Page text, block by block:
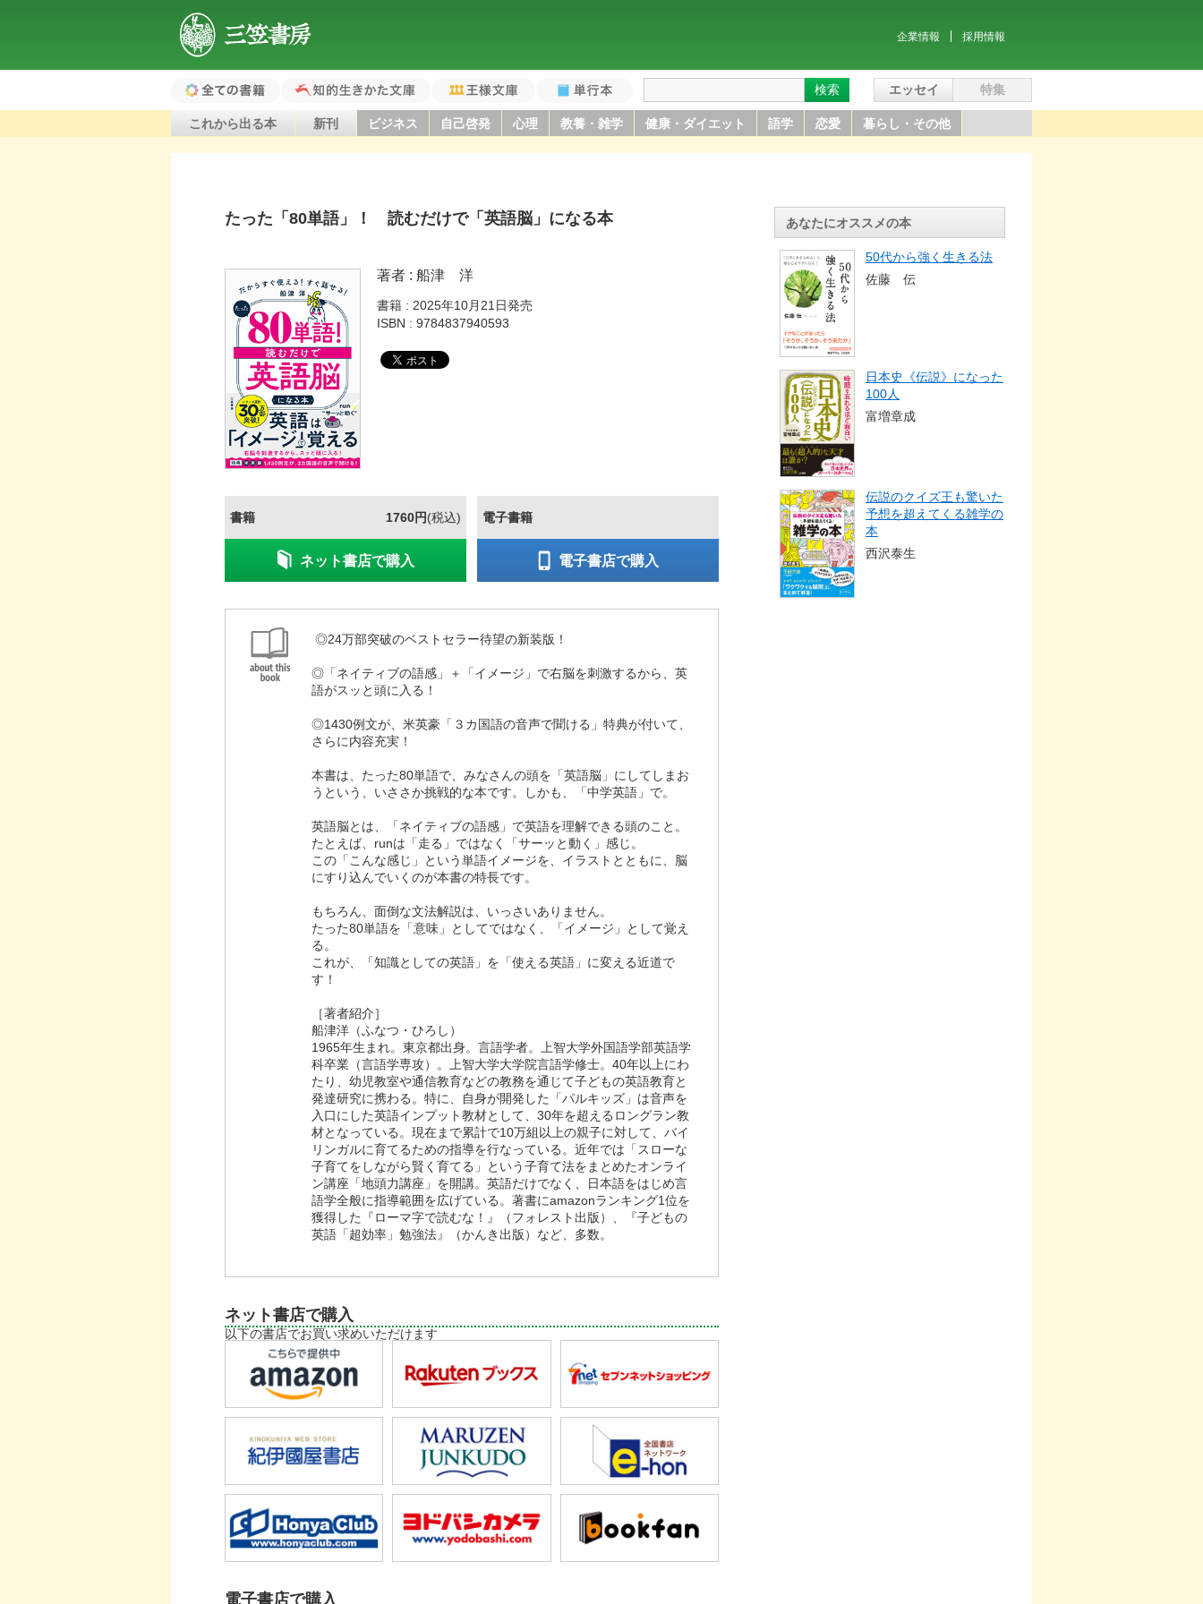
企業情報 採用情報
全ての書籍（ホ
ーム）
知的生きかた文庫 王様文庫 単行本
これから出る本 新刊 ビジネス 自己啓発 心理 教養・雑学 健康・ダイエット 語学 恋愛 暮らし・その他
エッセイ 特集
検索
たった「80単語」！ 読むだけで「英語脳」になる本
著者 船津 洋
書籍
2025年10月21日発売
ISBN
9784837940593
書籍 1760円(税込)
ネット書店で購入
電子書籍
電子書店で購入
◎24万部突破のベストセラー待望の新装版！
◎「ネイティブの語感」＋「イメージ」で右脳を刺激するから、英
語がスッと頭に入る！
◎1430例文が、米英豪「３カ国語の音声で聞ける」特典が付いて、
さらに内容充実！
本書は、たった80単語で、みなさんの頭を「英語脳」にしてしまお
うという、いささか挑戦的な本です。しかも、「中学英語」で。
英語脳とは、「ネイティブの語感」で英語を理解できる頭のこと。
たとえば、runは「走る」ではなく「サーッと動く」感じ。
この「こんな感じ」という単語イメージを、イラストとともに、脳
にすり込んでいくのが本書の特長です。
もちろん、面倒な文法解説は、いっさいありません。
たった80単語を「意味」としてではなく、「イメージ」として覚え
る。
これが、「知識としての英語」を「使える英語」に変える近道で
す！
［著者紹介］
船津洋（ふなつ・ひろし）
1965年生まれ。東京都出身。言語学者。上智大学外国語学部英語学
科卒業（言語学専攻）。上智大学大学院言語学修士。40年以上にわ
たり、幼児教室や通信教育などの教務を通じて子どもの英語教育と
発達研究に携わる。特に、自身が開発した「パルキッズ」は音声を
入口にした英語インプット教材として、30年を超えるロングラン教
材となっている。現在まで累計で10万組以上の親子に対して、バイ
リンガルに育てるための指導を行なっている。近年では「スローな
子育てをしながら賢く育てる」という子育て法をまとめたオンライ
ン講座「地頭力講座」を開講。英語だけでなく、日本語をはじめ言
語学全般に指導範囲を広げている。著書にamazonランキング1位を
獲得した『ローマ字で読むな！』（フォレスト出版）、『子どもの
英語「超効率」勉強法』（かんき出版）など、多数。
ネット書店で購入
以下の書店でお買い求めいただけます
電子書店で購入
あなたにオススメの本
50代から強く生きる法
佐藤 伝
日本史《伝説》になった
100人
富増章成
伝説のクイズ王も驚いた
予想を超えてくる雑学の
本
西沢泰生